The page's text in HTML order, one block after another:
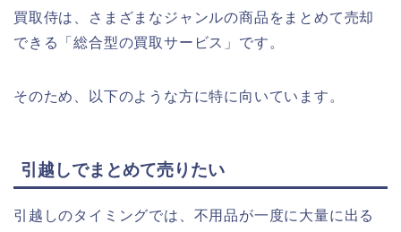
買取侍は、さまざまなジャンルの商品をまとめて売却
できる「総合型の買取サービス」です。
そのため、以下のような方に特に向いています。
引越しでまとめて売りたい
引越しのタイミングでは、不用品が一度に大量に出る